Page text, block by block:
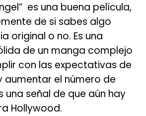
es una buena película,
de si sabes algo
original o no. Es una
de un manga complejo
con las expectativas de
aumentar el número de
una señal de que aún hay
Hollywood.